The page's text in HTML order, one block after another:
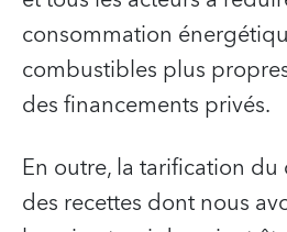
consommation
combustibles plus
des financements privés.
En outre, la tarification
des recettes dont nous